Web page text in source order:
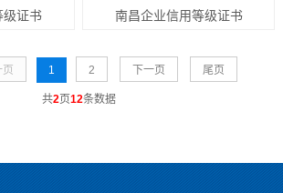
级证书 南昌企业信用等级证书
1 2 下一页 尾页
共2页12条数据